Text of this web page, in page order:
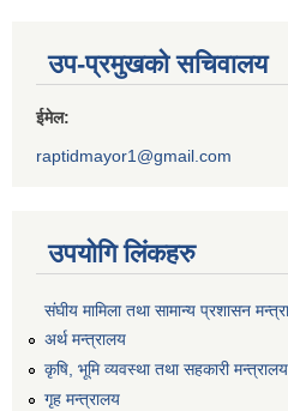
उप-प्रमुखको सचिवालय
ईमेल:
raptidmayor1@gmail.com
उपयोगि लिंकहरु
संघीय मामिला तथा सामान्य प्रशासन
अर्थ मन्त्रालय
कृषि, भूमि व्यवस्था तथा सहकारी मन्त्रालय
गृह मन्त्रालय